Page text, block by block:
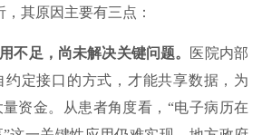
其原因主要有三点：
不足，尚未解决关键问题。 医院内部
定接口的方式，才能共享数据，为
资金。从患者角度看，“电子病历在